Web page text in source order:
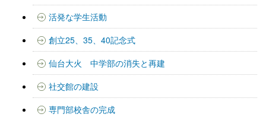
活発な学生活動
創立25、35、40記念式
仙台大火 中学部の消失と再建
社交館の建設
専門部校舎の完成